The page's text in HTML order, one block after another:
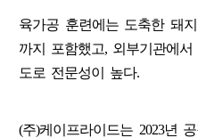
육가공 훈련에는 도축한 돼
까지 포함했고, 외부기관에
도로 전문성이 높다.
(주)케이프라이드는 2023년